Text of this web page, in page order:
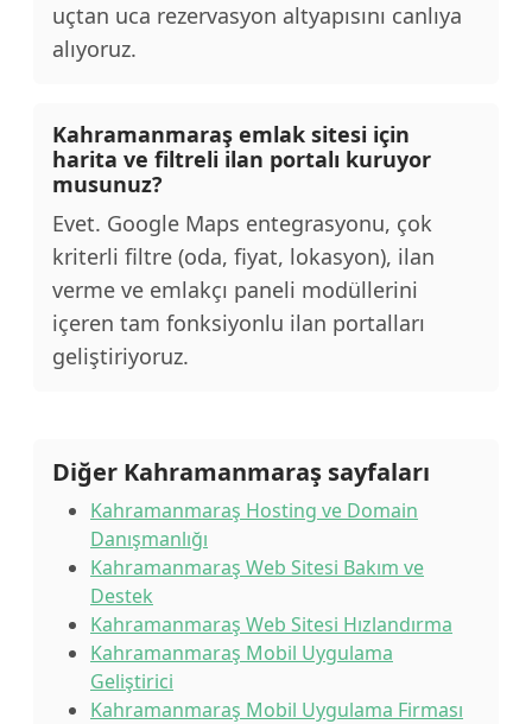
uçtan uca rezervasyon altyapısını canlıya
alıyoruz.
Kahramanmaraş emlak sitesi için
harita ve filtreli ilan portalı kuruyor
musunuz?
Evet. Google Maps entegrasyonu, çok
kriterli filtre (oda, fiyat, lokasyon), ilan
verme ve emlakçı paneli modüllerini
içeren tam fonksiyonlu ilan portalları
geliştiriyoruz.
Diğer Kahramanmaraş sayfaları
Kahramanmaraş Hosting ve Domain
Danışmanlığı
Kahramanmaraş Web Sitesi Bakım ve
Destek
Kahramanmaraş Web Sitesi Hızlandırma
Kahramanmaraş Mobil Uygulama
Geliştirici
Kahramanmaraş Mobil Uygulama Firması